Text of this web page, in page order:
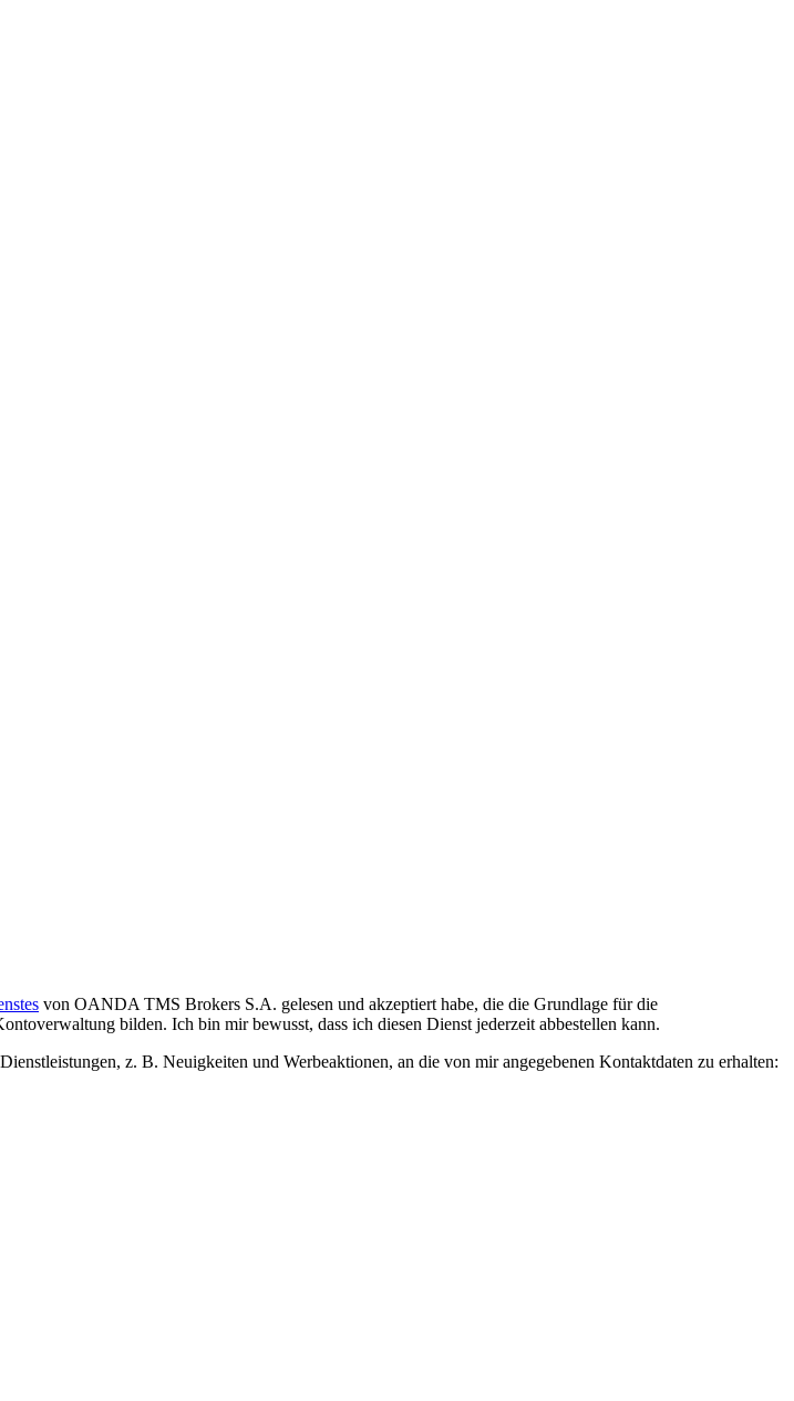
von OANDA TMS Brokers S.A. gelesen und akzeptiert habe, die die Grundlage für die
bilden. Ich bin mir bewusst, dass ich diesen Dienst jederzeit abbestellen kann.
z. B. Neuigkeiten und Werbeaktionen, an die von mir angegebenen Kontaktdaten zu erhalten: